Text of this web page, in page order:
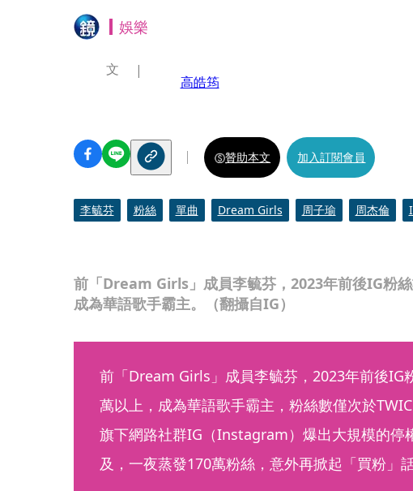
娛樂
前「Dream Girls」成員李毓芬，2023年前後IG粉絲
成為華語歌手霸主。（翻攝自IG）
文
高皓筠
贊助本文 加入訂閱會員
李毓芬 粉絲 單曲 Dream Girls 周子瑜 周杰倫
前「Dream Girls」成員李毓芬，2023年前後IG
萬以上，成為華語歌手霸主，粉絲數僅次於
旗下網路社群IG（Instagram）爆出大規模的停
及，一夜蒸發170萬粉絲，意外再掀起「買粉」話